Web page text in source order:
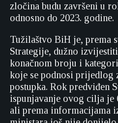
zločina budu završeni u
odnosno do 2023. godine.
Tužilaštvo BiH je, prema
Strategije, dužno
konačnom broju i
koje se podnosi prijedlog
postupka. Rok predviđen
ispunjavanje ovog cilja je
ali prema informacijama